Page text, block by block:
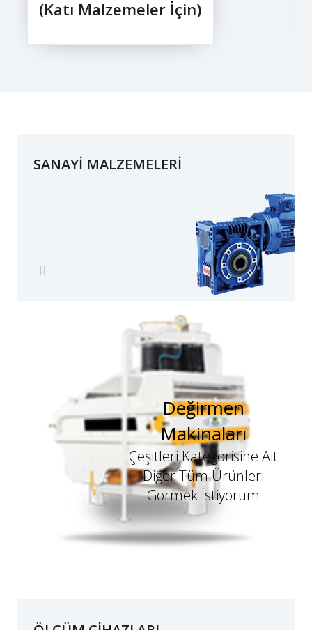
(Katı Malzemeler İçin)
SANAYİ MALZEMELERİ
Değirmen
Makinaları
Çeşitleri Kategorisine Ait
Diğer Tüm Ürünleri
Görmek İstiyorum